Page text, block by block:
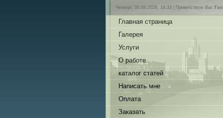
Четверг, 06.08.2026, 16:33 | Приветствую Вас
Главная страница
Галерея
Услуги
О работе
каталог статей
Написать мне
Оплата
Заказать